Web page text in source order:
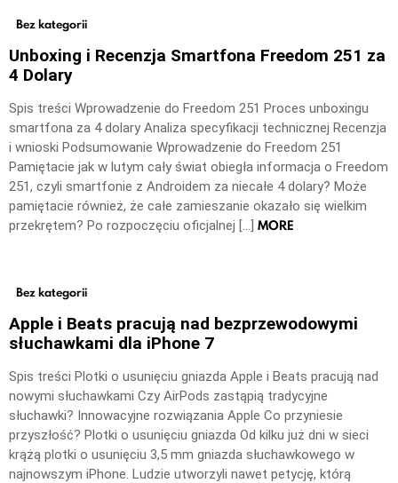
Bez kategorii
Unboxing i Recenzja Smartfona Freedom 251 za
4 Dolary
Spis treści Wprowadzenie do Freedom 251 Proces unboxingu
smartfona za 4 dolary Analiza specyfikacji technicznej Recenzja
i wnioski Podsumowanie Wprowadzenie do Freedom 251
Pamiętacie jak w lutym cały świat obiegła informacja o Freedom
251, czyli smartfonie z Androidem za niecałe 4 dolary? Może
pamiętacie również, że całe zamieszanie okazało się wielkim
przekrętem? Po rozpoczęciu oficjalnej […] MORE
Bez kategorii
Apple i Beats pracują nad bezprzewodowymi
słuchawkami dla iPhone 7
Spis treści Plotki o usunięciu gniazda Apple i Beats pracują nad
nowymi słuchawkami Czy AirPods zastąpią tradycyjne
słuchawki? Innowacyjne rozwiązania Apple Co przyniesie
przyszłość? Plotki o usunięciu gniazda Od kilku już dni w sieci
krążą plotki o usunięciu 3,5 mm gniazda słuchawkowego w
najnowszym iPhone. Ludzie utworzyli nawet petycję, którą